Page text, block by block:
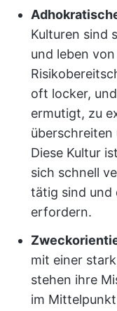
Kulturen sind
und leben
oft locker,
ermutigt, zu
überschreiten
Diese Kultur
sich schnell
tätig sind und
erfordern.
mit einer
stehen ihre
im